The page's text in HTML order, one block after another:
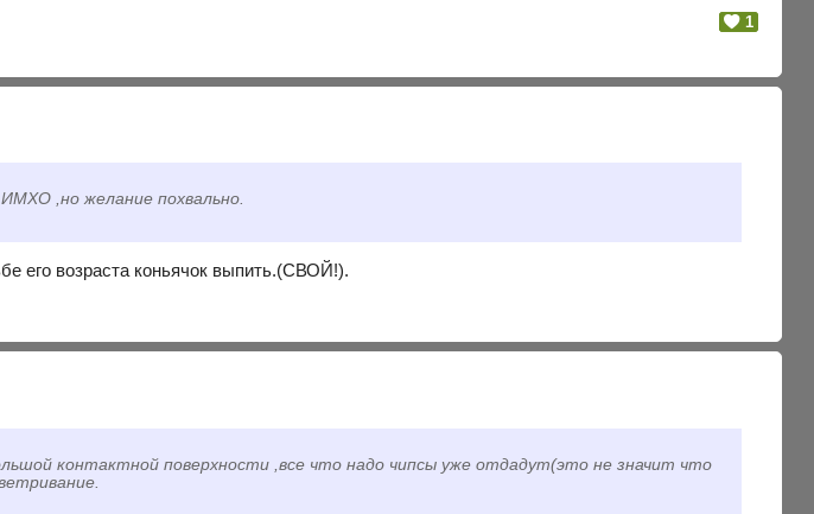
1
,но желание похвально.
его возраста коньячок выпить.(СВОЙ!).
контактной поверхности ,все что надо чипсы уже отдадут(это не значит что